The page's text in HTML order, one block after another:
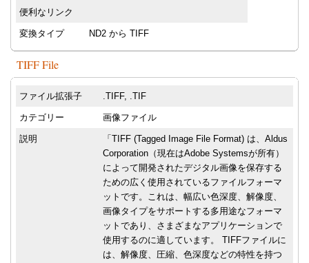
便利なリンク
変換タイプ ND2 から TIFF
TIFF File
ファイル拡張子 .TIFF, .TIF
カテゴリー 画像ファイル
説明
「TIFF (Tagged Image File Format) は、Aldus
Corporation（現在はAdobe Systemsが所有）
によって開発されたデジタル画像を保存する
ための広く使用されているファイルフォーマ
ットです。これは、幅広い色深度、解像度、
画像タイプをサポートする多用途なフォーマ
ットであり、さまざまなアプリケーションで
使用するのに適しています。 TIFFファイルに
は、解像度、圧縮、色深度などの特性を持つ